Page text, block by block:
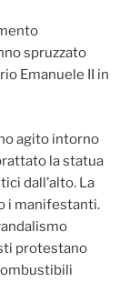
spruzzato
Emanuele II in
agito intorno
la statua
dall’alto. La
i manifestanti.
protestano